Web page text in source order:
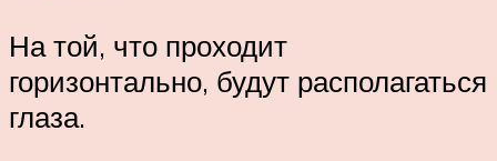
На той, что проходит
горизонтально, будут располагаться
глаза.